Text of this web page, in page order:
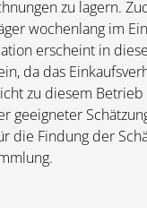
zu lagern.
wochenlang im
erscheint in
da das
zu diesem Betrieb
geeigneter
die Findung der